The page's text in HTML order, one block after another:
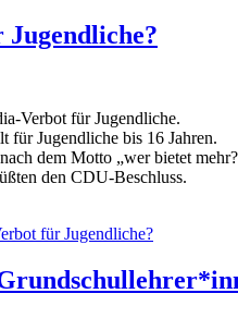
Verbot für Jugendliche.
für Jugendliche bis 16 Jahren.
dem Motto „wer bietet
den CDU-Beschluss.
für Jugendliche?